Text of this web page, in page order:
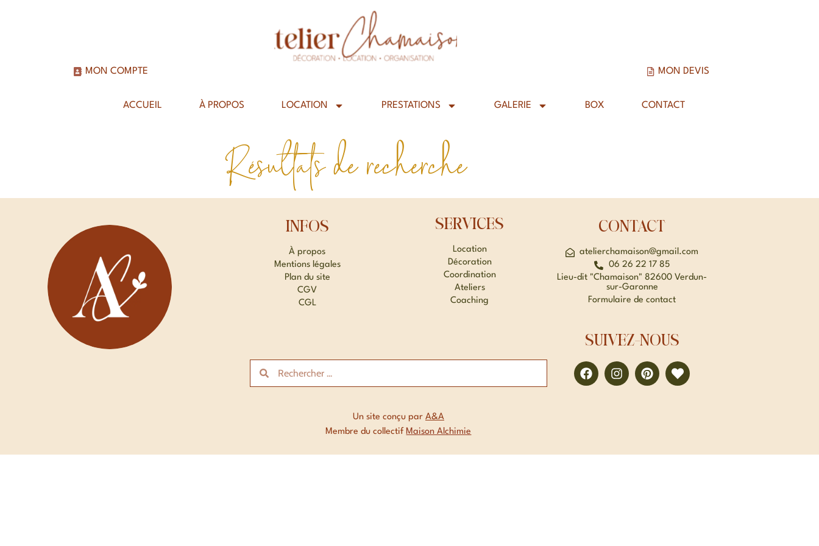
MON COMPTE MON DEVIS
ACCUEIL À PROPOS LOCATION PRESTATIONS GALERIE BOX CONTACT
Résultats de recherche
INFOS
À propos
Mentions légales
Plan du site
CGV
CGL
SERVICES
Location
Décoration
Coordination
Ateliers
Coaching
CONTACT
atelierchamaison@gmail.com
06 26 22 17 85
Lieu-dit "Chamaison" 82600 Verdun-
sur-Garonne
Formulaire de contact
SUIVEZ-NOUS
Un site conçu par A&A
Membre du collectifMaison Alchimie